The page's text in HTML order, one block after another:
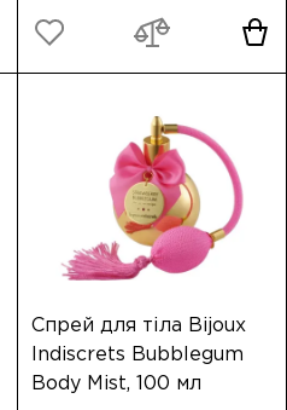
Спрей для тіла Bijoux
Indiscrets Bubblegum
Body Mist, 100 мл